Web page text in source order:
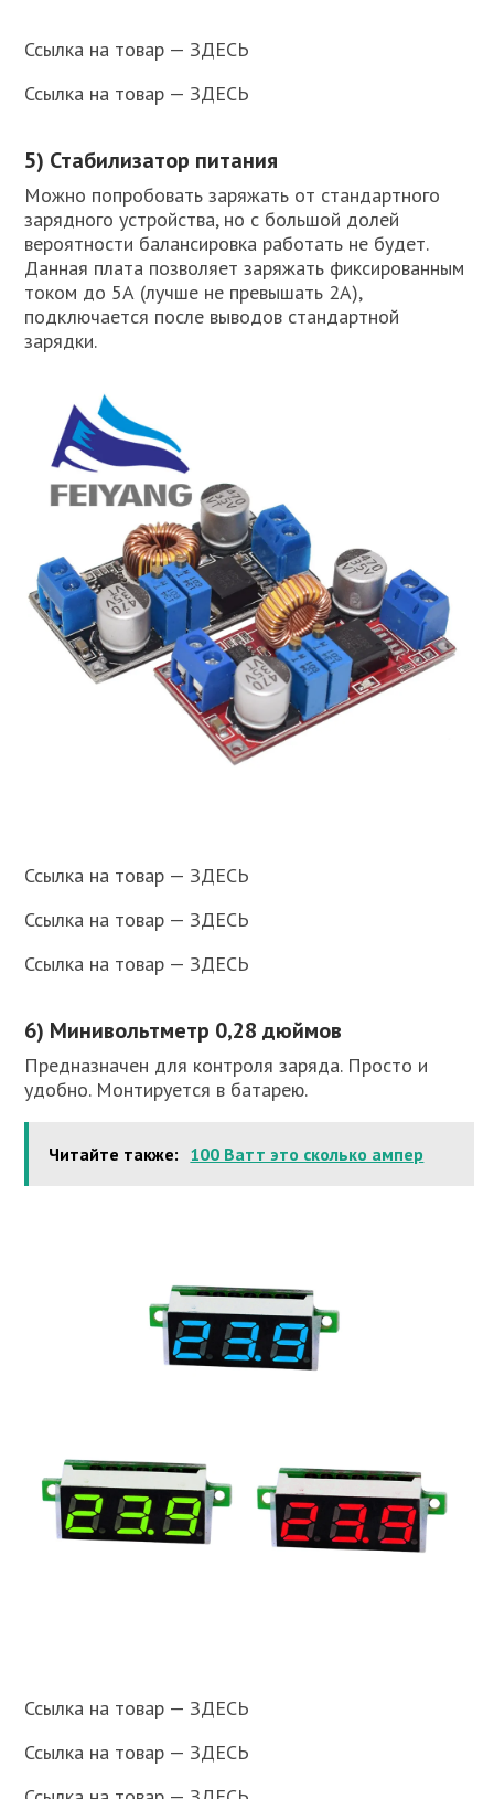
Ссылка на товар — ЗДЕСЬ
Ссылка на товар — ЗДЕСЬ
5) Стабилизатор питания
Можно попробовать заряжать от стандартного
зарядного устройства, но с большой долей
вероятности балансировка работать не будет.
Данная плата позволяет заряжать фиксированным
током до 5А (лучше не превышать 2А),
подключается после выводов стандартной
зарядки.
Ссылка на товар — ЗДЕСЬ
Ссылка на товар — ЗДЕСЬ
Ссылка на товар — ЗДЕСЬ
6) Минивольтметр 0,28 дюймов
Предназначен для контроля заряда. Просто и
удобно. Монтируется в батарею.
Читайте также: 100 Ватт это сколько ампер
Ссылка на товар — ЗДЕСЬ
Ссылка на товар — ЗДЕСЬ